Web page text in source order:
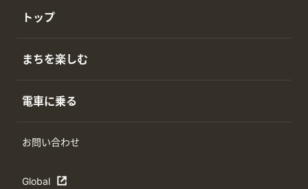
トップ
まちを楽しむ
電車に乗る
お問い合わせ
Global